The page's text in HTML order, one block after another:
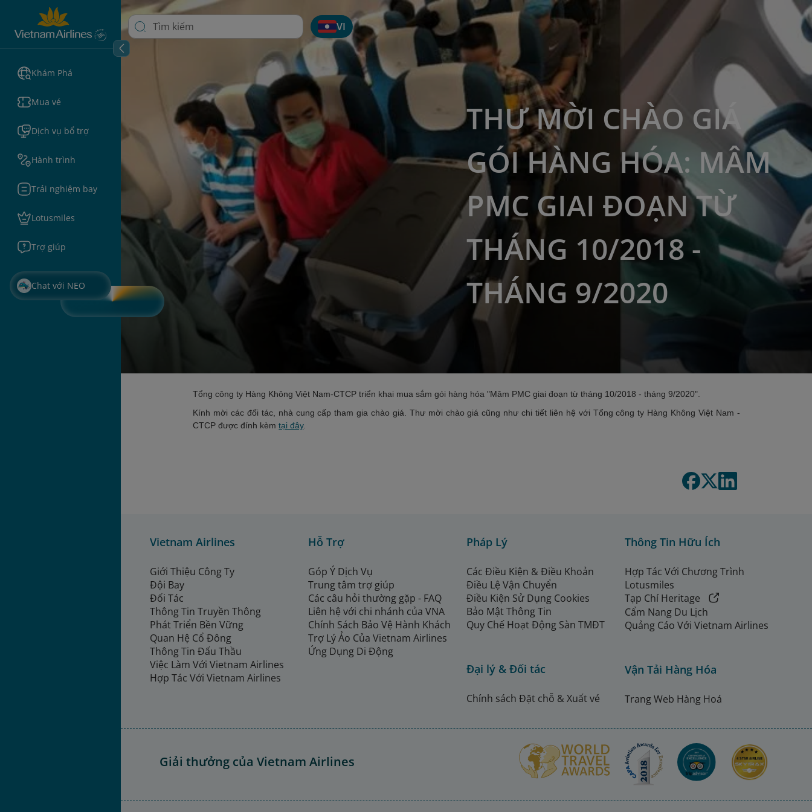
Khám Phá
Mua vé
Dịch vụ bổ trợ
Hành trình
Trải nghiệm bay
Lotusmiles
Trợ giúp
Chat với NEO
VI
THƯ MỜI CHÀO GIÁ
GÓI HÀNG HÓA: MÂM
PMC GIAI ĐOẠN TỪ
THÁNG 10/2018 -
THÁNG 9/2020
Tổng công ty Hàng Không Việt Nam-CTCP triển khai mua sắm gói hàng hóa "Mâm PMC giai đoạn từ tháng 10/2018 - tháng 9/2020".
Kính mời các đối tác, nhà cung cấp tham gia chào giá. Thư mời chào giá cũng như chi tiết liên hệ với Tổng công ty Hàng Không Việt Nam -
CTCP được đính kèmtại đây.
Vietnam Airlines
Giới Thiệu Công Ty
Đội Bay
Đối Tác
Thông Tin Truyền Thông
Phát Triển Bền Vững
Quan Hệ Cổ Đông
Thông Tin Đấu Thầu
Việc Làm Với Vietnam Airlines
Hợp Tác Với Vietnam Airlines
Hỗ Trợ
Góp Ý Dịch Vụ
Trung tâm trợ giúp
Các câu hỏi thường gặp - FAQ
Liên hệ với chi nhánh của VNA
Chính Sách Bảo Vệ Hành Khách
Trợ Lý Ảo Của Vietnam Airlines
Ứng Dụng Di Động
Pháp Lý
Các Điều Kiện & Điều Khoản
Điều Lệ Vận Chuyển
Điều Kiện Sử Dụng Cookies
Bảo Mật Thông Tin
Quy Chế Hoạt Động Sàn TMĐT
Đại lý & Đối tác
Chính sách Đặt chỗ & Xuất vé
Thông Tin Hữu Ích
Hợp Tác Với Chương Trình
Lotusmiles
Tạp Chí Heritage
Cẩm Nang Du Lịch
Quảng Cáo Với Vietnam Airlines
Vận Tải Hàng Hóa
Trang Web Hàng Hoá
Giải thưởng của Vietnam Airlines